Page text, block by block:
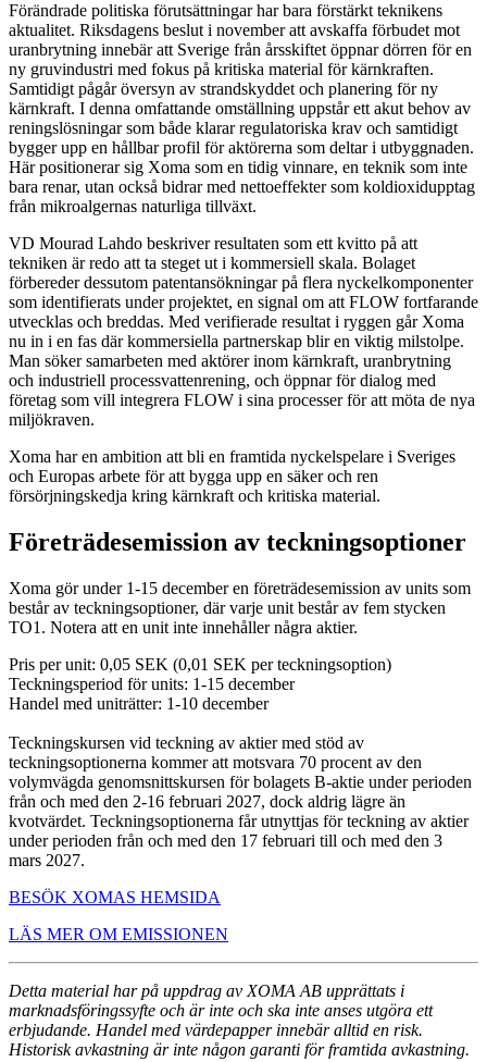
Förändrade politiska förutsättningar har bara förstärkt teknikens
aktualitet. Riksdagens beslut i november att avskaffa förbudet mot
uranbrytning innebär att Sverige från årsskiftet öppnar dörren för en
ny gruvindustri med fokus på kritiska material för kärnkraften.
Samtidigt pågår översyn av strandskyddet och planering för ny
kärnkraft. I denna omfattande omställning uppstår ett akut behov av
reningslösningar som både klarar regulatoriska krav och samtidigt
bygger upp en hållbar profil för aktörerna som deltar i utbyggnaden.
Här positionerar sig Xoma som en tidig vinnare, en teknik som inte
bara renar, utan också bidrar med nettoeffekter som koldioxidupptag
från mikroalgernas naturliga tillväxt.
VD Mourad Lahdo beskriver resultaten som ett kvitto på att
tekniken är redo att ta steget ut i kommersiell skala. Bolaget
förbereder dessutom patentansökningar på flera nyckelkomponenter
som identifierats under projektet, en signal om att FLOW fortfarande
utvecklas och breddas. Med verifierade resultat i ryggen går Xoma
nu in i en fas där kommersiella partnerskap blir en viktig milstolpe.
Man söker samarbeten med aktörer inom kärnkraft, uranbrytning
och industriell processvattenrening, och öppnar för dialog med
företag som vill integrera FLOW i sina processer för att möta de nya
miljökraven.
Xoma har en ambition att bli en framtida nyckelspelare i Sveriges
och Europas arbete för att bygga upp en säker och ren
försörjningskedja kring kärnkraft och kritiska material.
Företrädesemission av teckningsoptioner
Xoma gör under 1-15 december en företrädesemission av units som
består av teckningsoptioner, där varje unit består av fem stycken
TO1. Notera att en unit inte innehåller några aktier.
Pris per unit: 0,05 SEK (0,01 SEK per teckningsoption)
Teckningsperiod för units: 1-15 december
Handel med uniträtter: 1-10 december
Teckningskursen vid teckning av aktier med stöd av
teckningsoptionerna kommer att motsvara 70 procent av den
volymvägda genomsnittskursen för bolagets B-aktie under perioden
från och med den 2-16 februari 2027, dock aldrig lägre än
kvotvärdet. Teckningsoptionerna får utnyttjas för teckning av aktier
under perioden från och med den 17 februari till och med den 3
mars 2027.
BESÖK XOMAS HEMSIDA
LÄS MER OM EMISSIONEN
Detta material har på uppdrag av XOMA AB upprättats i
marknadsföringssyfte och är inte och ska inte anses utgöra ett
erbjudande. Handel med värdepapper innebär alltid en risk.
Historisk avkastning är inte någon garanti för framtida avkastning.